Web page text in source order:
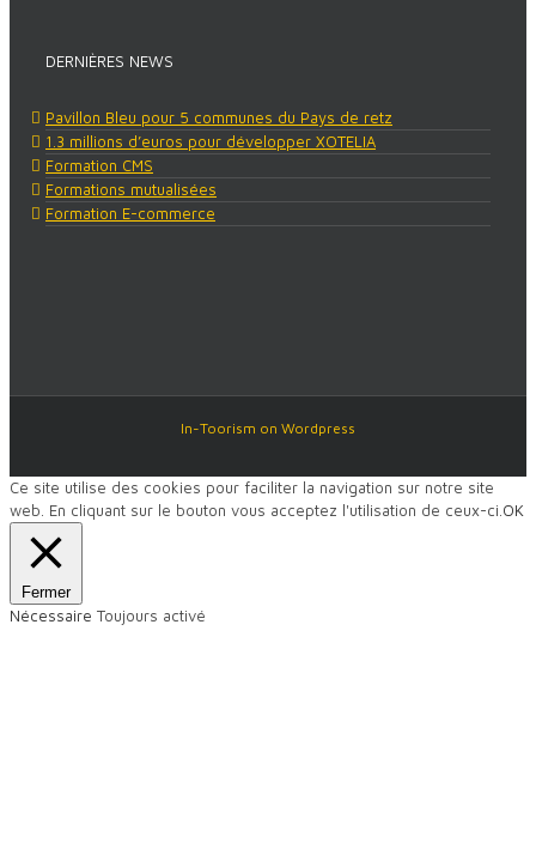
DERNIÈRES NEWS
Pavillon Bleu pour 5 communes du Pays de retz
1.3 millions d’euros pour développer XOTELIA
Formation CMS
Formations mutualisées
Formation E-commerce
In-Toorism on Wordpress
Ce site utilise des cookies pour faciliter la navigation sur notre site
web. En cliquant sur le bouton vous acceptez l'utilisation de ceux-ci.OK
Fermer
Nécessaire Toujours activé